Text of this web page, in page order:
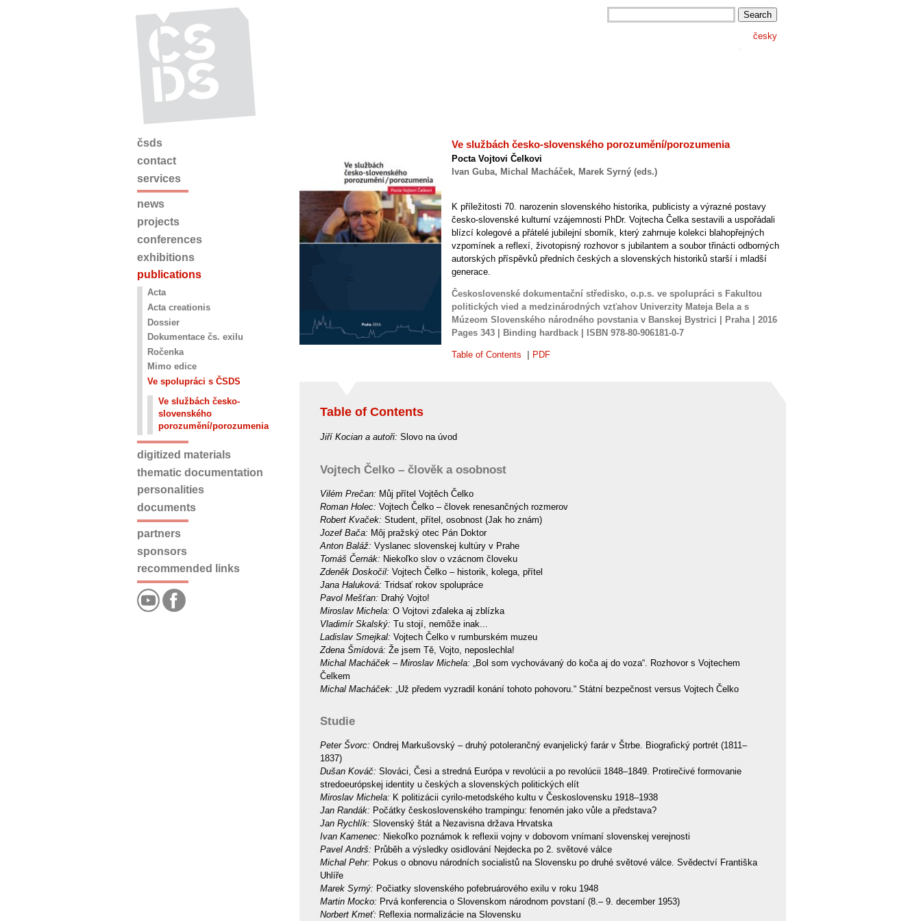
česky
Ve službách česko-slovenského porozumění/porozumenia
Pocta Vojtovi Čelkovi
Ivan Guba, Michal Macháček, Marek Syrný (eds.)
K příležitosti 70. narozenin slovenského historika, publicisty a výrazné postavy
česko-slovenské kulturní vzájemnosti PhDr. Vojtecha Čelka sestavili a uspořádali
blízcí kolegové a přátelé jubilejní sborník, který zahrnuje kolekci blahopřejných
vzpomínek a reflexí, životopisný rozhovor s jubilantem a soubor třinácti odborných
autorských příspěvků předních českých a slovenských historiků starší i mladší
generace.
Československé dokumentační středisko, o.p.s. ve spolupráci s Fakultou
politických vied a medzinárodných vzťahov Univerzity Mateja Bela a s
Múzeom Slovenského národného povstania v Banskej Bystrici | Praha | 2016
Pages 343 | Binding hardback | ISBN 978-80-906181-0-7
Table of Contents PDF
Table of Contents
Jiří Kocian a autoři: Slovo na úvod
Vojtech Čelko – člověk a osobnost
Vilém Prečan: Můj přítel Vojtěch Čelko
Roman Holec: Vojtech Čelko – človek renesančných rozmerov
Robert Kvaček: Student, přítel, osobnost (Jak ho znám)
Jozef Bača: Môj pražský otec Pán Doktor
Anton Baláž: Vyslanec slovenskej kultúry v Prahe
Tomáš Černák: Niekoľko slov o vzácnom človeku
Zdeněk Doskočil: Vojtech Čelko – historik, kolega, přítel
Jana Haluková: Tridsať rokov spolupráce
Pavol Mešťan: Drahý Vojto!
Miroslav Michela: O Vojtovi zďaleka aj zblízka
Vladimír Skalský: Tu stojí, nemôže inak...
Ladislav Smejkal: Vojtech Čelko v rumburském muzeu
Zdena Šmídová: Že jsem Tě, Vojto, neposlechla!
Michal Macháček – Miroslav Michela: „Bol som vychovávaný do koča aj do voza“. Rozhovor s Vojtechem
Čelkem
Michal Macháček: „Už předem vyzradil konání tohoto pohovoru.“ Státní bezpečnost versus Vojtech Čelko
Studie
Peter Švorc: Ondrej Markušovský – druhý potolerančný evanjelický farár v Štrbe. Biografický portrét (1811–
1837)
Dušan Kováč: Slováci, Česi a stredná Európa v revolúcii a po revolúcii 1848–1849. Protirečivé formovanie
stredoeurópskej identity u českých a slovenských politických elít
Miroslav Michela: K politizácii cyrilo-metodského kultu v Československu 1918–1938
Jan Randák: Počátky československého trampingu: fenomén jako vůle a představa?
Jan Rychlík: Slovenský štát a Nezavisna država Hrvatska
Ivan Kamenec: Niekoľko poznámok k reflexii vojny v dobovom vnímaní slovenskej verejnosti
Pavel Andrš: Průběh a výsledky osidlování Nejdecka po 2. světové válce
Michal Pehr: Pokus o obnovu národních socialistů na Slovensku po druhé světové válce. Svědectví Františka
Uhlíře
Marek Syrný: Počiatky slovenského pofebruárového exilu v roku 1948
Martin Mocko: Prvá konferencia o Slovenskom národnom povstaní (8.– 9. december 1953)
Norbert Kmeť: Reflexia normalizácie na Slovensku
čsds
contact
services
news
projects
conferences
exhibitions
publications
Acta
Acta creationis
Dossier
Dokumentace čs. exilu
Ročenka
Mimo edice
Ve spolupráci s ČSDS
Ve službách česko-
slovenského
porozumění/porozumenia
digitized materials
thematic documentation
personalities
documents
partners
sponsors
recommended links